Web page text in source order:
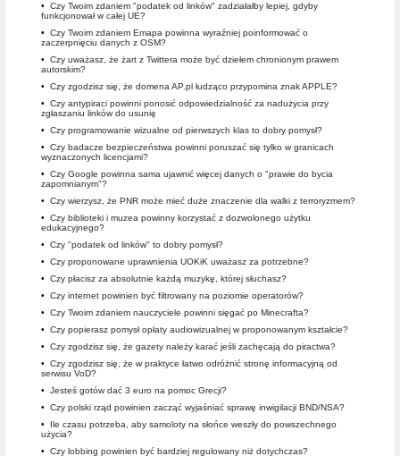
• Czy Twoim zdaniem "podatek od linków" zadziałałby lepiej, gdyby
funkcjonował w całej UE?
• Czy Twoim zdaniem Emapa powinna wyraźniej poinformować o
zaczerpnięciu danych z OSM?
• Czy uważasz, że żart z Twittera może być dziełem chronionym prawem
autorskim?
• Czy zgodzisz się, że domena AP.pl łudząco przypomina znak APPLE?
• Czy antypiraci powinni ponosić odpowiedzialność za nadużycia przy
zgłaszaniu linków do usunię
• Czy programowanie wizualne od pierwszych klas to dobry pomysł?
• Czy badacze bezpieczeństwa powinni poruszać się tylko w granicach
wyznaczonych licencjami?
• Czy Google powinna sama ujawnić więcej danych o "prawie do bycia
zapomnianym"?
• Czy wierzysz, że PNR może mieć duże znaczenie dla walki z terroryzmem?
• Czy biblioteki i muzea powinny korzystać z dozwolonego użytku
edukacyjnego?
• Czy "podatek od linków" to dobry pomysł?
• Czy proponowane uprawnienia UOKiK uważasz za potrzebne?
• Czy płacisz za absolutnie każdą muzykę, której słuchasz?
• Czy internet powinien być filtrowany na poziomie operatorów?
• Czy Twoim zdaniem nauczyciele powinni sięgać po Minecrafta?
• Czy popierasz pomysł opłaty audiowizualnej w proponowanym kształcie?
• Czy zgodzisz się, że gazety należy karać jeśli zachęcają do piractwa?
• Czy zgodzisz się, że w praktyce łatwo odróżnić stronę informacyjną od
serwisu VoD?
• Jesteś gotów dać 3 euro na pomoc Grecji?
• Czy polski rząd powinien zacząć wyjaśniać sprawę inwigilacji BND/NSA?
• Ile czasu potrzeba, aby samoloty na słońce weszły do powszechnego
użycia?
• Czy lobbing powinien być bardziej regulowany niż dotychczas?